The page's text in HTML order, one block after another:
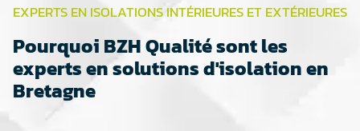
EXPERTS EN ISOLATIONS INTÉRIEURES ET EXTÉRIEURES
Pourquoi BZH Qualité sont les
experts en solutions d'isolation en
Bretagne